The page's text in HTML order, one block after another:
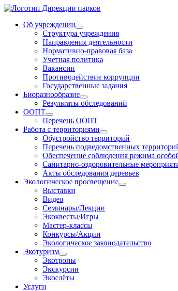
Об учреждении
Структура учреждения
Направления деятельности
Нормативно-правовая база
Учетная политика
Вакансии
Противодействие коррупции
Государственные задания
Биоразнообразие
Результаты обследований
ООПТ
Перечень ООПТ
Работа с территориями
Обустройство территорий
Перечень подведомственных
Обеспечение соблюдения режима
Санитарно-оздоровительные
Акты обследования деревьев
Экологическое просвещение
Выставки
Видео
Семинары/Лекции
Экоквесты/Игры
Мастер-классы
Конкурсы/Акции
Экологическое законодательство
Экотуризм
Экотропы
Экскурсии
Экослёты
Услуги